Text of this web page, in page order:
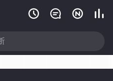
   